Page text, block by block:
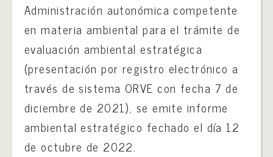
Administración autonómica competente
en materia ambiental para el trámite de
evaluación ambiental estratégica
(presentación por registro electrónico a
través de sistema ORVE con fecha 7 de
diciembre de 2021), se emite informe
ambiental estratégico fechado el día 12
de octubre de 2022.